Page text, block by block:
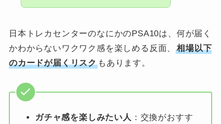
日本トレカセンターのなにかのPSA10は、何が届く
かわからないワクワク感を楽しめる反面、相場以下
のカードが届くリスクもあります。
ガチャ感を楽しみたい人 ：交換がおすす